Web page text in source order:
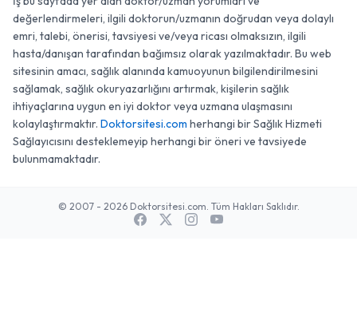
değerlendirmeleri, ilgili doktorun/uzmanın doğrudan veya dolaylı
emri, talebi, önerisi, tavsiyesi ve/veya ricası olmaksızın, ilgili
hasta/danışan tarafından bağımsız olarak yazılmaktadır. Bu web
sitesinin amacı, sağlık alanında kamuoyunun bilgilendirilmesini
sağlamak, sağlık okuryazarlığını artırmak, kişilerin sağlık
ihtiyaçlarına uygun en iyi doktor veya uzmana ulaşmasını
kolaylaştırmaktır. Doktorsitesi.com herhangi bir Sağlık Hizmeti
Sağlayıcısını desteklemeyip herhangi bir öneri ve tavsiyede
bulunmamaktadır.
© 2007 - 2026 Doktorsitesi.com. Tüm Hakları Saklıdır.